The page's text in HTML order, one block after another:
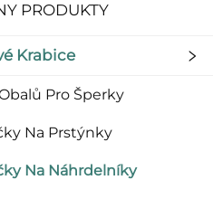
PRODUKTY
Krabice
Pro Šperky
Na Prstýnky
Na Náhrdelníky